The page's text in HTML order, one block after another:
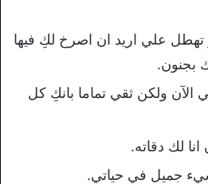
علي اريد ان اصرخ لكِ فيها
بجنون.
الآن ولكن ثقي تماما بانكِ كل
لك دقاته.
جميل في حياتي.